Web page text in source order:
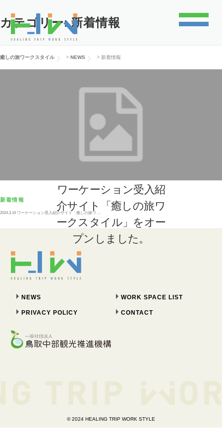
ン
ッ
HOME
CONTENTS
カテゴリー:新着情報
癒しの旅ワークスタイル > NEWS > 新着情報
新着情報
ワーケーション受入紹
介サイト「癒しの旅ワ
ークスタイル」をオー
プンしました。
2024.3.19 ワーケーション受入紹介サイト「癒しの旅ワ …
NEWS WORK SPACE LIST
PRIVACY POLICY CONTACT
© 2024 HEALING TRIP WORK STYLE